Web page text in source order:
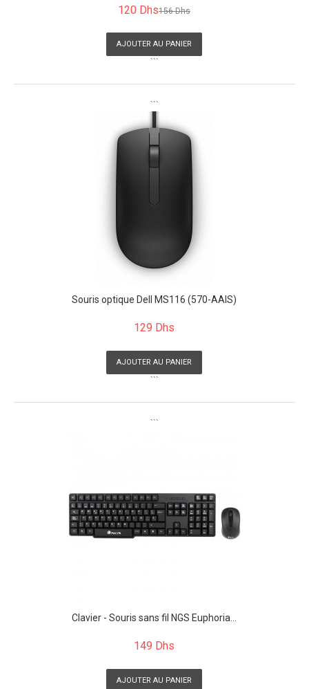
120 Dhs156 Dhs
AJOUTER AU PANIER
```
```
Souris optique Dell MS116 (570-AAIS)
129 Dhs
AJOUTER AU PANIER
```
```
Clavier - Souris sans fil NGS Euphoria...
149 Dhs
AJOUTER AU PANIER